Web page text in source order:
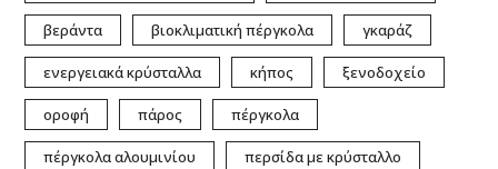
βεράντα βιοκλιματική πέργκολα γκαράζ
ενεργειακά κρύσταλλα κήπος ξενοδοχείο
οροφή πάρος πέργκολα
πέργκολα αλουμινίου περσίδα με κρύσταλλο